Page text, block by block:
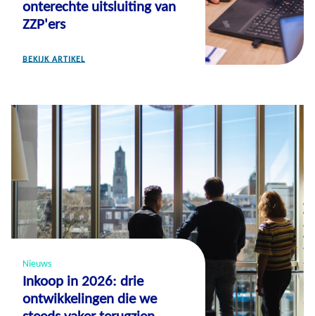
onterechte uitsluiting van
ZZP'ers
BEKIJK ARTIKEL
Nieuws
Inkoop in 2026: drie
ontwikkelingen die we